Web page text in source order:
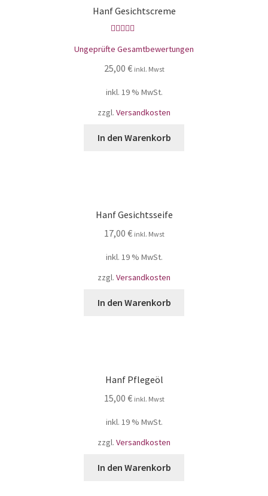
Hanf Gesichtscreme
5.00von 5
Ungeprüfte Gesamtbewertungen
25,00 € inkl. Mwst
inkl. 19 % MwSt.
zzgl. Versandkosten
In den Warenkorb
Hanf Gesichtsseife
17,00 € inkl. Mwst
inkl. 19 % MwSt.
zzgl. Versandkosten
In den Warenkorb
Hanf Pflegeöl
15,00 € inkl. Mwst
inkl. 19 % MwSt.
zzgl. Versandkosten
In den Warenkorb